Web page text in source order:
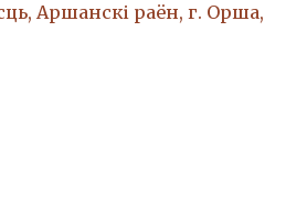
Аршанскі раён, г. Орша,